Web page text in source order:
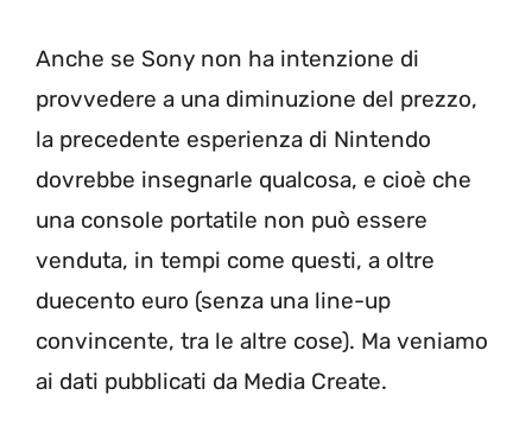
Anche se Sony non ha intenzione di
provvedere a una diminuzione del prezzo,
la precedente esperienza di Nintendo
dovrebbe insegnarle qualcosa, e cioè che
una console portatile non può essere
venduta, in tempi come questi, a oltre
duecento euro (senza una line-up
convincente, tra le altre cose). Ma veniamo
ai dati pubblicati da Media Create.